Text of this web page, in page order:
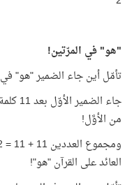
"هو" في المرّتين!
تأمّل أين جاء الضمير "هو" في
من الأوَّل!
العائد على القرآن "هو"!